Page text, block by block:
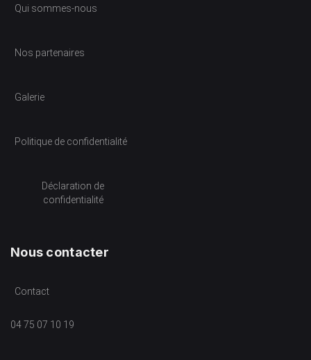
Qui sommes-nous
Nos partenaires
Galerie
Politique de confidentialité
Déclaration de
confidentialité
Nous contacter
Contact
04 75 07 10 19